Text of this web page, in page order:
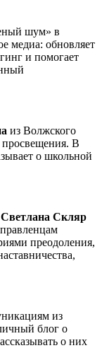
шум» в
медиа: обновляет
и помогает
из Волжского
просвещения. В
о школьной
Светлана Скляр
преодоления,
из
блог о
о них